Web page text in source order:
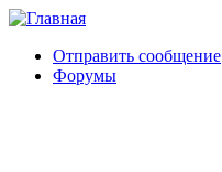
Отправить сообщение
Форумы